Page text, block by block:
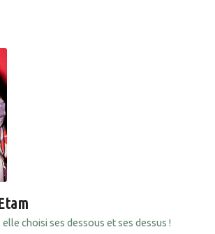
choisi ses dessous et ses dessus !